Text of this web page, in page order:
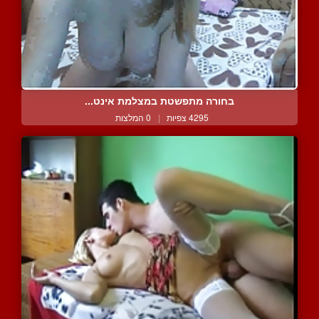
בחורה מתפשטת במצלמת אינט...
4295 צפיות | 0 המלצות